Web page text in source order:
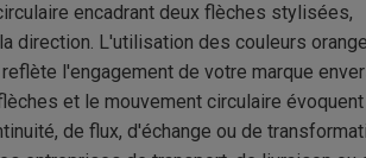
encadrant deux flèches stylisées,
direction. L'utilisation des couleurs
l'engagement de votre marque
et le mouvement circulaire évoquent
de flux, d'échange ou de